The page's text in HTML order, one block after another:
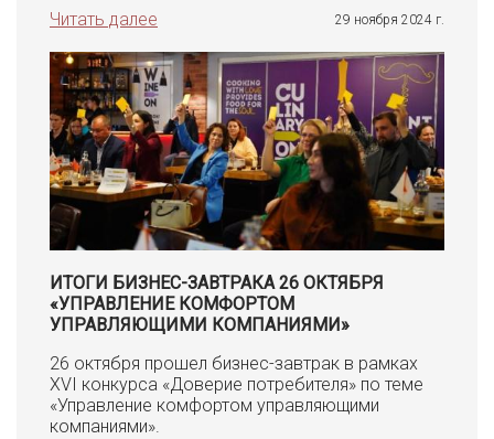
Читать далее
29 ноября 2024 г.
ИТОГИ БИЗНЕС-ЗАВТРАКА 26 ОКТЯБРЯ
«УПРАВЛЕНИЕ КОМФОРТОМ
УПРАВЛЯЮЩИМИ КОМПАНИЯМИ»
26 октября прошел бизнес-завтрак в рамках
XVI конкурса «Доверие потребителя» по теме
«Управление комфортом управляющими
компаниями».